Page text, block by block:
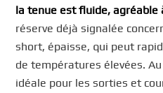
la tenue est fluide, agréable
réserve déjà signalée
short, épaisse, qui peut
de températures élevées.
idéale pour les sorties et